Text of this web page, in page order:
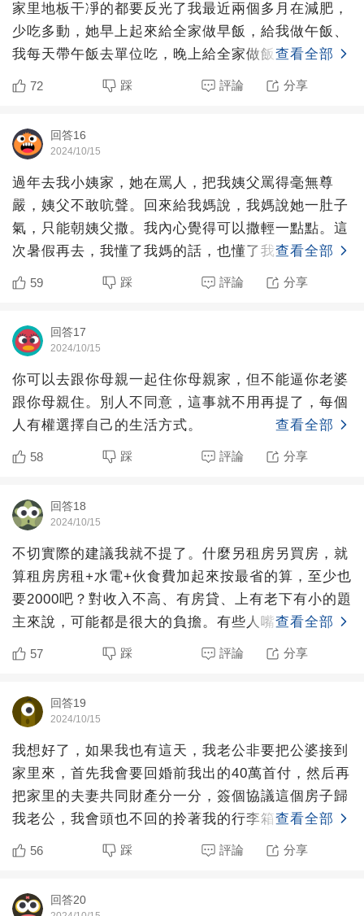
家里地板干凈的都要反光了我最近兩個多月在減肥，
少吃多動，她早上起來給全家做早飯，給我做午飯、
我每天帶午飯去單位吃，晚上給全家做飯，靠她的支
持我兩個多月瘦了
查看全部
72 踩 評論 分享
回答16
2024/10/15
過年去我小姨家，她在罵人，把我姨父罵得毫無尊
嚴，姨父不敢吭聲。回來給我媽說，我媽說她一肚子
氣，只能朝姨父撒。我內心覺得可以撒輕一點點。這
次暑假再去，我懂了我媽的話，也懂了我小姨。她婆
婆真的越老越折磨人
查看全部
59 踩 評論 分享
回答17
2024/10/15
你可以去跟你母親一起住你母親家，但不能逼你老婆
跟你母親住。別人不同意，這事就不用再提了，每個
人有權選擇自己的生活方式。
查看全部
58 踩 評論 分享
回答18
2024/10/15
不切實際的建議我就不提了。什麼另租房另買房，就
算租房房租+水電+伙食費加起來按最省的算，至少也
要2000吧？對收入不高、有房貸、上有老下有小的題
主來說，可能都是很大的負擔。有些人嘴皮子一碰就
高高在上地
查看全部
57 踩 評論 分享
回答19
2024/10/15
我想好了，如果我也有這天，我老公非要把公婆接到
家里來，首先我會要回婚前我出的40萬首付，然后再
把家里的夫妻共同財產分一分，簽個協議這個房子歸
我老公，我會頭也不回的拎著我的行李箱從這個家里
滾出去，我也回
查看全部
56 踩 評論 分享
回答20